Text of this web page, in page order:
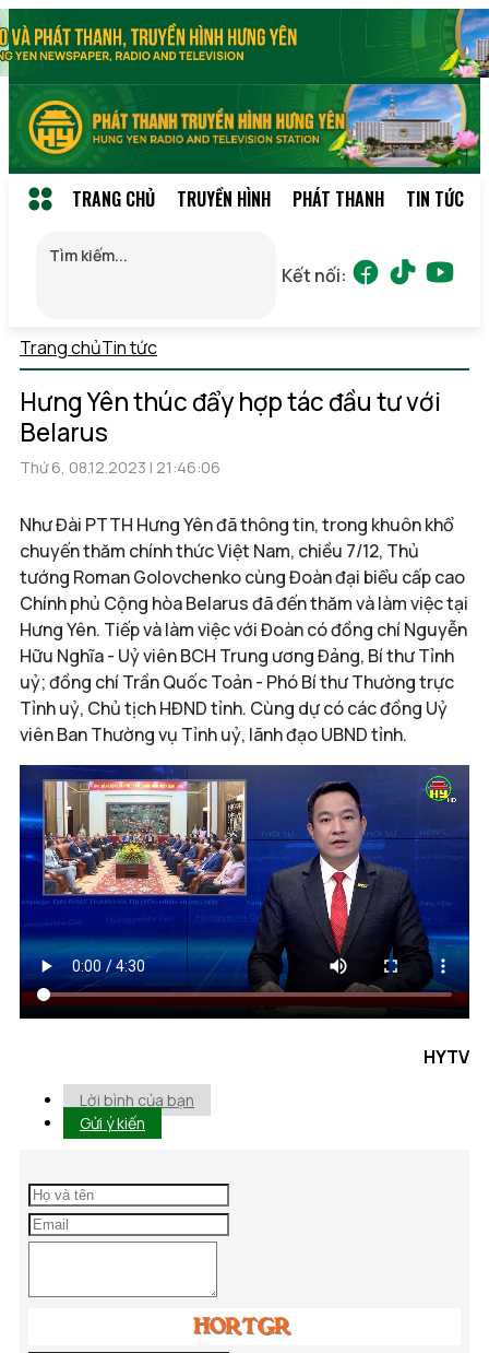
TRANG CHỦ TRUYỀN HÌNH PHÁT THANH TIN TỨC
Kết nối:
Trang chủTin tức
Hưng Yên thúc đẩy hợp tác đầu tư với
Belarus
Thứ 6, 08.12.2023 | 21:46:06
Như Đài PTTH Hưng Yên đã thông tin, trong khuôn khổ
chuyến thăm chính thức Việt Nam, chiều 7/12, Thủ
tướng Roman Golovchenko cùng Đoàn đại biểu cấp cao
Chính phủ Cộng hòa Belarus đã đến thăm và làm việc tại
Hưng Yên. Tiếp và làm việc với Đoàn có đồng chí Nguyễn
Hữu Nghĩa - Uỷ viên BCH Trung ương Đảng, Bí thư Tỉnh
uỷ; đồng chí Trần Quốc Toản - Phó Bí thư Thường trực
Tỉnh uỷ, Chủ tịch HĐND tỉnh. Cùng dự có các đồng Uỷ
viên Ban Thường vụ Tỉnh uỷ, lãnh đạo UBND tỉnh.
HYTV
Lời bình của bạn
Gửi ý kiến